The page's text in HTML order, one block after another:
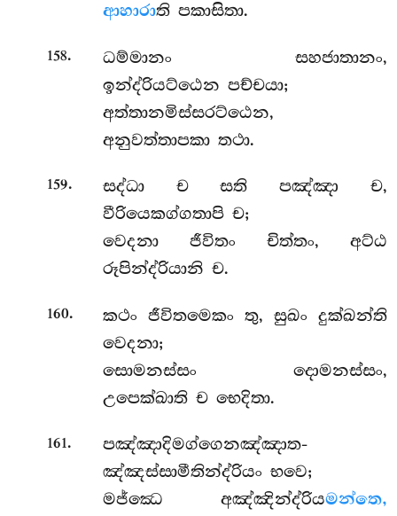
ආහාරාති පකාසිතා.
158.
ධම්මානං සහජාතානං,
ඉන්ද්රියට්ඨෙන පච්චයා;
අත්තානමිස්සරට්ඨෙන,
අනුවත්තාපකා තථා.
159.
සද්ධා ච සති පඤ්ඤා ච,
වීරියෙකග්ගතාපි ච;
වෙදනා ජීවිතං චිත්තං, අට්ඨ
රූපින්ද්රියානි ච.
160.
කථං ජීවිතමෙකං තු, සුඛං දුක්ඛන්ති
වෙදනා;
සොමනස්සං දොමනස්සං,
උපෙක්ඛාති ච භෙදිතා.
161.
පඤ්ඤාදිමග්ගෙනඤ්ඤාත-
ඤ්ඤස්සාමීතින්ද්රියං භවෙ;
මජ්ඣෙ අඤ්ඤින්ද්රියමන්තෙ,